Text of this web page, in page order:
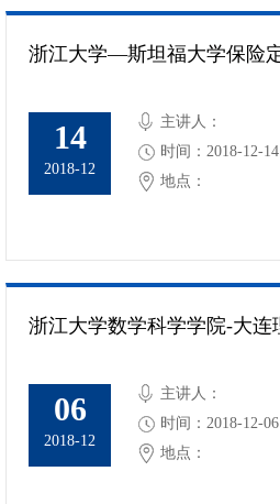
14
2018-12
主讲人：
时间：2018-12-14
地点：
06
2018-12
主讲人：
时间：2018-12-06
地点：